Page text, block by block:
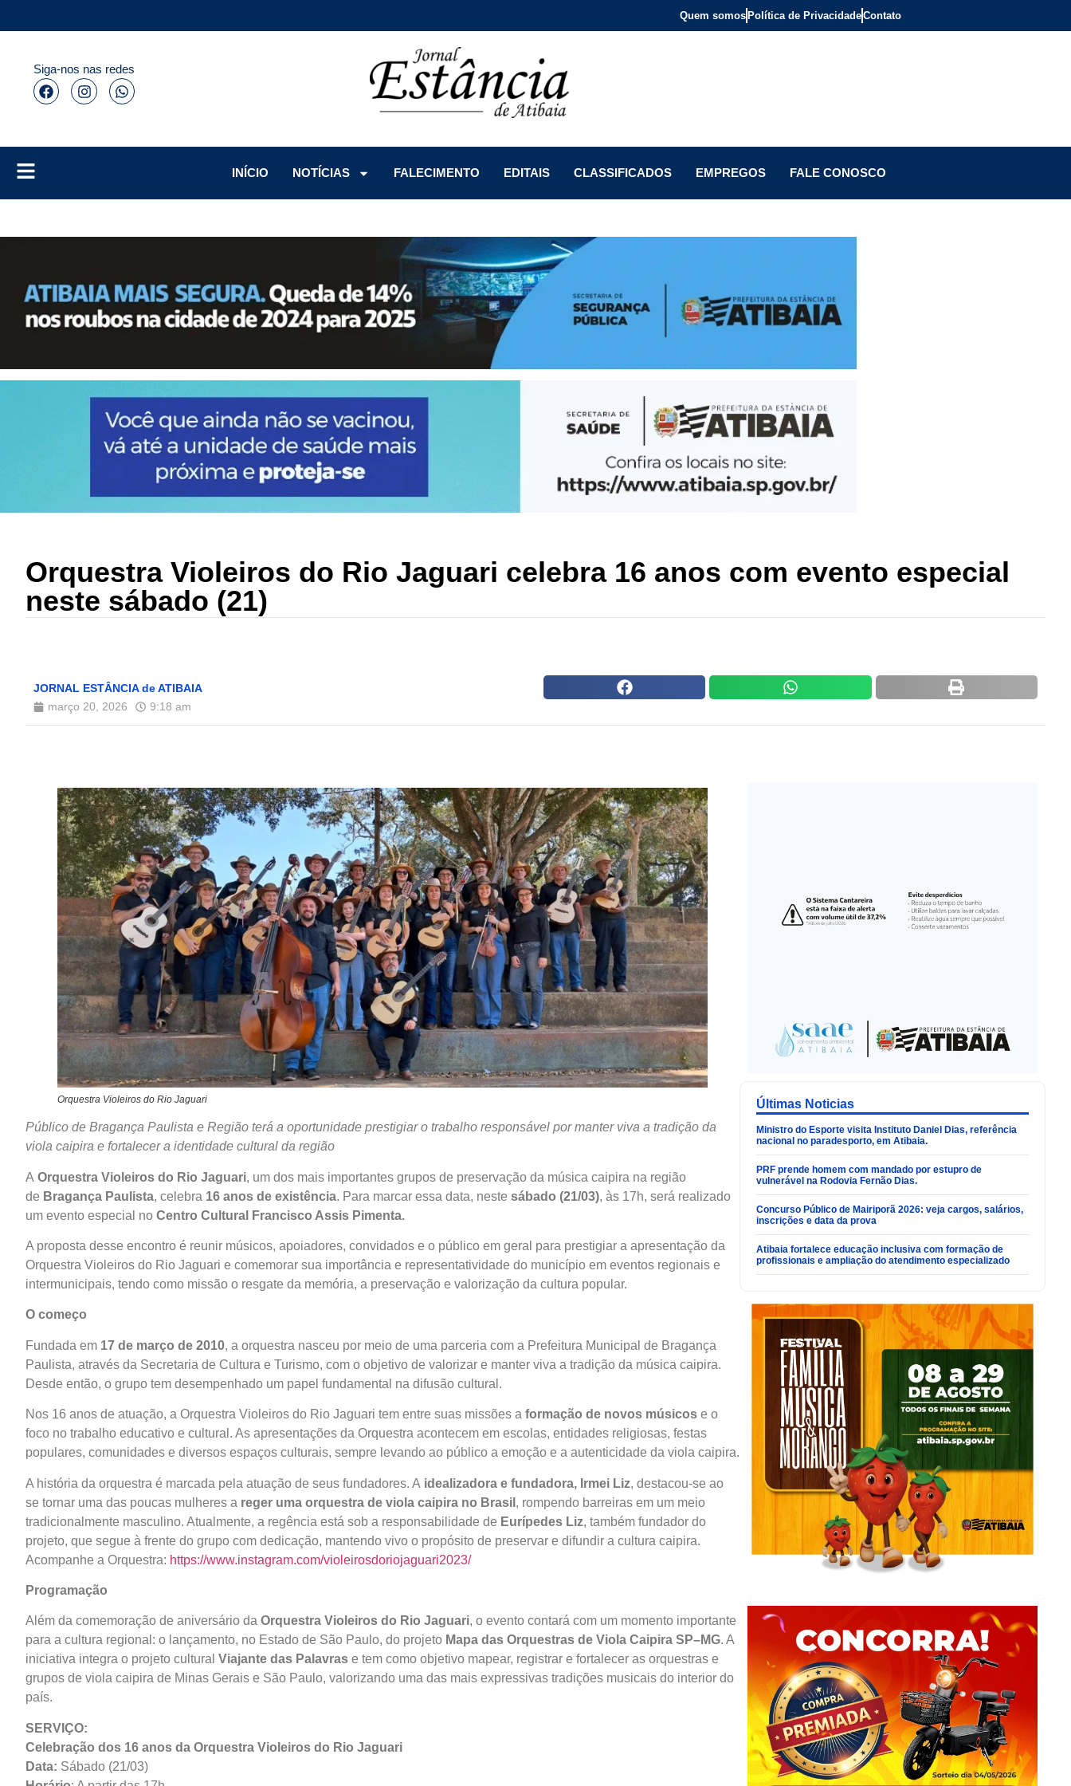
Quem somos Política de PrivacidadeContato
Siga-nos nas redes
INÍCIO
NOTÍCIAS FALECIMENTO EDITAIS CLASSIFICADOS EMPREGOS FALE CONOSCO
Orquestra Violeiros do Rio Jaguari celebra 16 anos com evento especial
neste sábado (21)
JORNAL ESTÂNCIA de ATIBAIA
março 20, 2026
9:18 am
Orquestra Violeiros do Rio Jaguari
Público de Bragança Paulista e Região terá a oportunidade prestigiar o trabalho responsável por manter viva a tradição da
viola caipira e fortalecer a identidade cultural da região
A Orquestra Violeiros do Rio Jaguari, um dos mais importantes grupos de preservação da música caipira na região
de Bragança Paulista, celebra 16 anos de existência. Para marcar essa data, neste sábado (21/03), às 17h, será realizado
um evento especial no Centro Cultural Francisco Assis Pimenta.
A proposta desse encontro é reunir músicos, apoiadores, convidados e o público em geral para prestigiar a apresentação da
Orquestra Violeiros do Rio Jaguari e comemorar sua importância e representatividade do município em eventos regionais e
intermunicipais, tendo como missão o resgate da memória, a preservação e valorização da cultura popular.
O começo
Fundada em 17 de março de 2010, a orquestra nasceu por meio de uma parceria com a Prefeitura Municipal de Bragança
Paulista, através da Secretaria de Cultura e Turismo, com o objetivo de valorizar e manter viva a tradição da música caipira.
Desde então, o grupo tem desempenhado um papel fundamental na difusão cultural.
Nos 16 anos de atuação, a Orquestra Violeiros do Rio Jaguari tem entre suas missões a formação de novos músicos e o
foco no trabalho educativo e cultural. As apresentações da Orquestra acontecem em escolas, entidades religiosas, festas
populares, comunidades e diversos espaços culturais, sempre levando ao público a emoção e a autenticidade da viola caipira.
A história da orquestra é marcada pela atuação de seus fundadores. A idealizadora e fundadora, Irmei Liz, destacou-se ao
se tornar uma das poucas mulheres a reger uma orquestra de viola caipira no Brasil , rompendo barreiras em um meio
tradicionalmente masculino. Atualmente, a regência está sob a responsabilidade de Eurípedes Liz, também fundador do
projeto, que segue à frente do grupo com dedicação, mantendo vivo o propósito de preservar e difundir a cultura caipira.
Acompanhe a Orquestra: https://www.instagram.com/violeirosdoriojaguari2023/
Programação
Além da comemoração de aniversário da Orquestra Violeiros do Rio Jaguari, o evento contará com um momento importante
para a cultura regional: o lançamento, no Estado de São Paulo, do projeto Mapa das Orquestras de Viola Caipira SP–MG. A
iniciativa integra o projeto cultural Viajante das Palavras e tem como objetivo mapear, registrar e fortalecer as orquestras e
grupos de viola caipira de Minas Gerais e São Paulo, valorizando uma das mais expressivas tradições musicais do interior do
país.
SERVIÇO:
Celebração dos 16 anos da Orquestra Violeiros do Rio Jaguari
Data: Sábado (21/03)
Últimas Noticias
Ministro do Esporte visita Instituto Daniel Dias, referência
nacional no paradesporto, em Atibaia.
PRF prende homem com mandado por estupro de
vulnerável na Rodovia Fernão Dias.
Concurso Público de Mairiporã 2026: veja cargos, salários,
inscrições e data da prova
Atibaia fortalece educação inclusiva com formação de
profissionais e ampliação do atendimento especializado